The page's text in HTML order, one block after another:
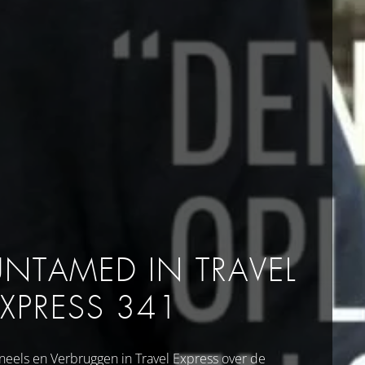
IN TRAVEL
341
en Verbruggen in Travel Express over de